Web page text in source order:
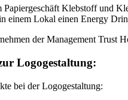
Papiergeschäft Klebstoff und
einem Lokal einen Energy
der Management Trust
Logogestaltung:
bei der Logogestaltung: